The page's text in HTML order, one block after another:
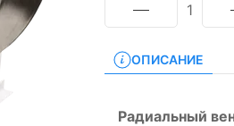
1
ОПИСАНИЕ
Радиальный